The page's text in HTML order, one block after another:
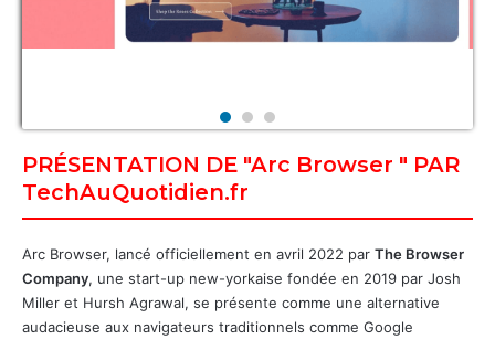
PRÉSENTATION DE "Arc Browser " PAR
TechAuQuotidien.fr
Arc Browser, lancé officiellement en avril 2022 par The Browser
Company, une start-up new-yorkaise fondée en 2019 par Josh
Miller et Hursh Agrawal, se présente comme une alternative
audacieuse aux navigateurs traditionnels comme Google